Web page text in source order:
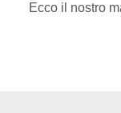
Ecco il nostro